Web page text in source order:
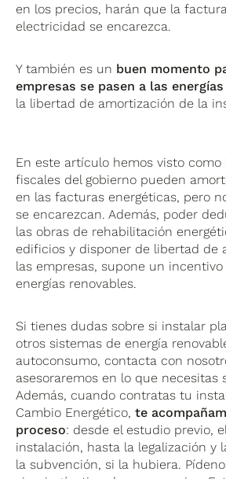
en los precios, harán que la
electricidad se encarezca.
Y también es un buen momento
empresas se pasen a las
la libertad de amortización de la
En este artículo hemos visto como
fiscales del gobierno pueden
en las facturas energéticas, pero
se encarezcan. Además, poder
las obras de rehabilitación
edificios y disponer de libertad de
las empresas, supone un
energías renovables.
Si tienes dudas sobre si instalar
otros sistemas de energía
autoconsumo, contacta con
asesoraremos en lo que necesitas
Además, cuando contratas tu
Cambio Energético,te
proceso: desde el estudio previo,
instalación, hasta la legalización y
la subvención, si la hubiera.